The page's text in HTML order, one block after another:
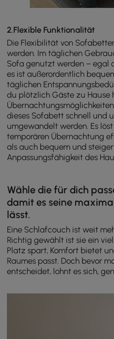
2.Flexible Funktionalität
Die Flexibilität von
werden. Im täglichen
Sofa genutzt werden – egal
es ist außerordentlich
täglichen
du plötzlich Gäste zu Hause
dieses Sofabett schnell und
umgewandelt werden. Es
temporären Übernachtung
als auch bequem und
Anpassungsfähigkeit des
Wähle die für dich
damit es seine
lässt.
Eine Schlafcouch ist weit
Richtig gewählt ist sie ein
Platz spart, Komfort bietet
Raumes passt. Doch bevor
entscheidet, lohnt es sich,